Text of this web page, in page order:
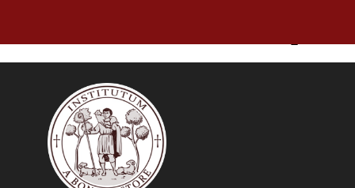
La Feuille Hebdo, bulletin